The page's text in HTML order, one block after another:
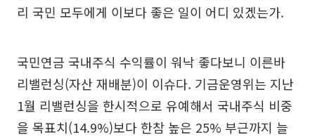
리 국민 모두에게 이보다 좋은 일이 어디 있겠는가.
국민연금 국내주식 수익률이 워낙 좋다보니 이른바
리밸런싱(자산 재배분)이 이슈다. 기금운영위는 지난
1월 리밸런싱을 한시적으로 유예해서 국내주식 비중
을 목표치(14.9%)보다 한참 높은 25% 부근까지 늘